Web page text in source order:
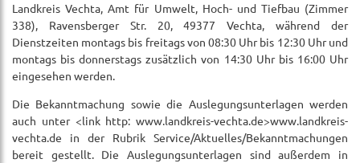
Landkreis Vechta, Amt für Umwelt, Hoch- und Tiefbau (Zimmer
338), Ravensberger Str. 20, 49377 Vechta, während der
Dienstzeiten montags bis freitags von 08:30 Uhr bis 12:30 Uhr und
montags bis donnerstags zusätzlich von 14:30 Uhr bis 16:00 Uhr
eingesehen werden.
Die Bekanntmachung sowie die Auslegungsunterlagen werden
auch unter <link http: www.landkreis-vechta.de>www.landkreis-
vechta.de in der Rubrik Service/Aktuelles/Bekanntmachungen
bereit gestellt. Die Auslegungsunterlagen sind außerdem in